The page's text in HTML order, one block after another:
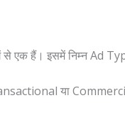
हैं। इसमें निम्न Ad
या